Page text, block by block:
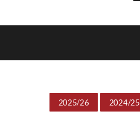
2025/26 2024/25